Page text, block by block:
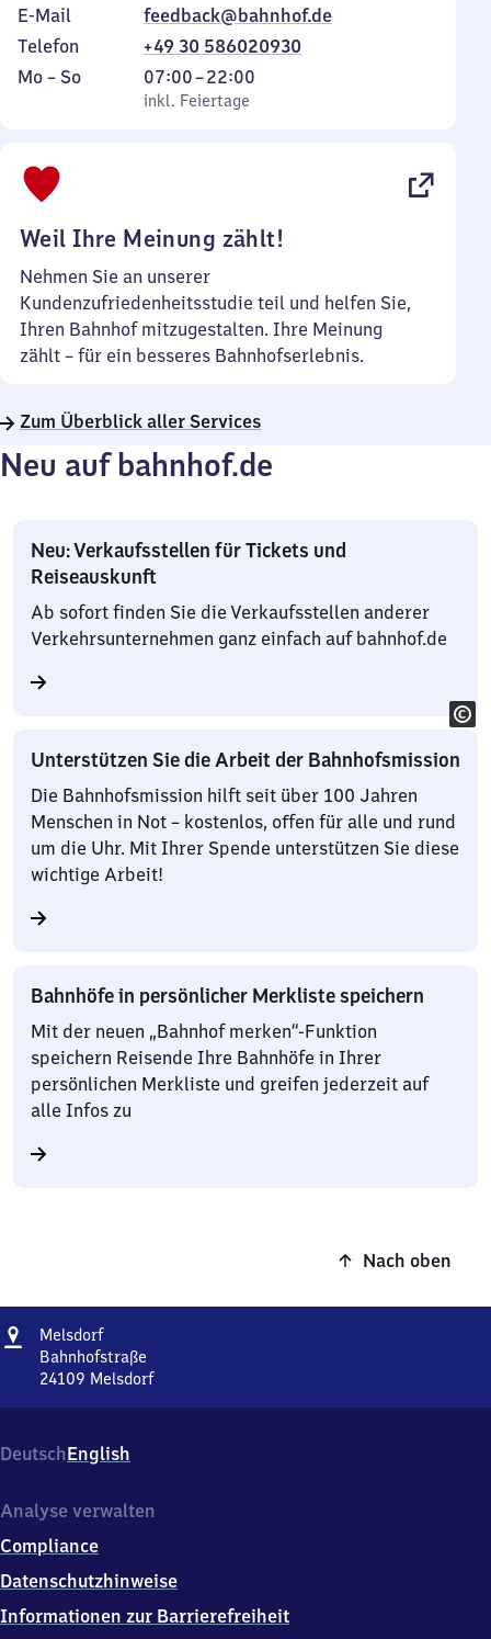
E-Mail
feedback@bahnhof.de
Telefon
+49 30 586020930
Montag
Mo – So,
inkl. Feiertage
07:00–22:00
Von
7
inkl. Feiertage
Weil Ihre Meinung zählt!
Nehmen Sie an unserer
Kundenzufriedenheitsstudie teil und helfen Sie,
Ihren Bahnhof mitzugestalten. Ihre Meinung
zählt – für ein besseres Bahnhofserlebnis.
Zum Überblick aller Services
Neu auf bahnhof.de
Neu: Verkaufsstellen für Tickets und
Reiseauskunft
Ab sofort finden Sie die Verkaufsstellen anderer
Verkehrsunternehmen ganz einfach auf bahnhof.de
Unterstützen Sie die Arbeit der Bahnhofsmission
Die Bahnhofsmission hilft seit über 100 Jahren
Menschen in Not – kostenlos, offen für alle und rund
um die Uhr. Mit Ihrer Spende unterstützen Sie diese
wichtige Arbeit!
Bahnhöfe in persönlicher Merkliste speichern
Mit der neuen „Bahnhof merken“-Funktion
speichern Reisende Ihre Bahnhöfe in Ihrer
persönlichen Merkliste und greifen jederzeit auf
alle Infos zu
Nach oben
Adresse
MelsdorfMelsdorf
Bahnhofstraße
24109 Melsdorf
2
4
0
Melsdorf
DeutschEnglish
Analyse verwalten
Compliance
Datenschutzhinweise
Informationen zur Barrierefreiheit